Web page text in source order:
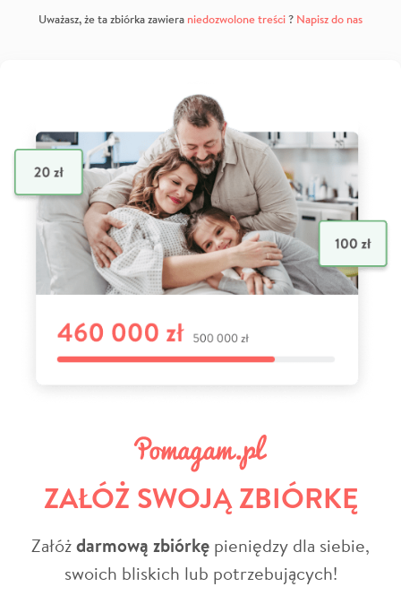
Uważasz, że ta zbiórka zawiera niedozwolone treści? Napisz do nas
ZAŁÓŻ SWOJĄ ZBIÓRKĘ
Załóżdarmową zbiórkę pieniędzy dla siebie,
swoich bliskich lub potrzebujących!